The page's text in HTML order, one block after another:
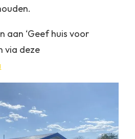
aan ‘Geef huis voor
via deze